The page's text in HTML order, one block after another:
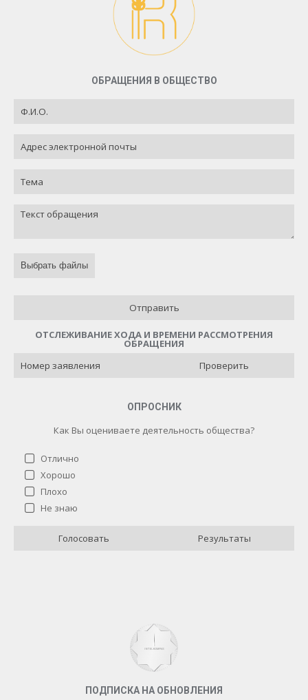
ОБРАЩЕНИЯ В ОБЩЕСТВО
Выбрать файлы
Отправить
ОТСЛЕЖИВАНИЕ ХОДА И ВРЕМЕНИ РАССМОТРЕНИЯ
ОБРАЩЕНИЯ
Проверить
ОПРОСНИК
Как Вы оцениваете деятельность общества?
Отлично
Хорошо
Плохо
Не знаю
Результаты
Голосовать
Как Вы оцениваете деятельность общества?
ПОДПИСКА НА ОБНОВЛЕНИЯ